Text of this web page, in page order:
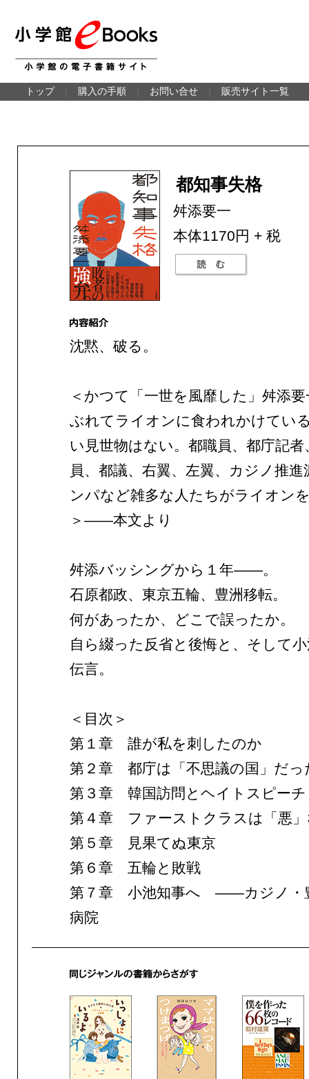
トップ 購入の手順 お問い合せ 販売サイト一覧
都知事失格
舛添要一
本体1170円 + 税
沈黙、破る。
＜かつて「一世を風靡した」舛添
ぶれてライオンに食われかけてい
い見世物はない。都職員、都庁記者
員、都議、右翼、左翼、カジノ推進
ンパなど雑多な人たちがライオン
＞——本文より
舛添バッシングから１年——。
石原都政、東京五輪、豊洲移転。
何があったか、どこで誤ったか。
自ら綴った反省と後悔と、そして
伝言。
＜目次＞
第１章 誰が私を刺したのか
第２章 都庁は「不思議の国」だっ
第３章 韓国訪問とヘイトスピーチ
第４章 ファーストクラスは「悪
第５章 見果てぬ東京
第６章 五輪と敗戦
第７章 小池知事へ ——カジノ・
病院